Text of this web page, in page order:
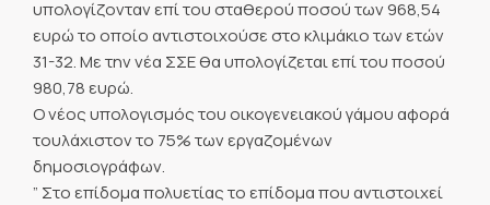
υπολογίζονταν επί του σταθερού ποσού των 968,54
ευρώ το οποίο αντιστοιχούσε στο κλιμάκιο των ετών
31-32. Με την νέα ΣΣΕ θα υπολογίζεται επί του ποσού
980,78 ευρώ.
Ο νέος υπολογισμός του οικογενειακού γάμου αφορά
τουλάχιστον το 75% των εργαζομένων
δημοσιογράφων.
” Στο επίδομα πολυετίας το επίδομα που αντιστοιχεί